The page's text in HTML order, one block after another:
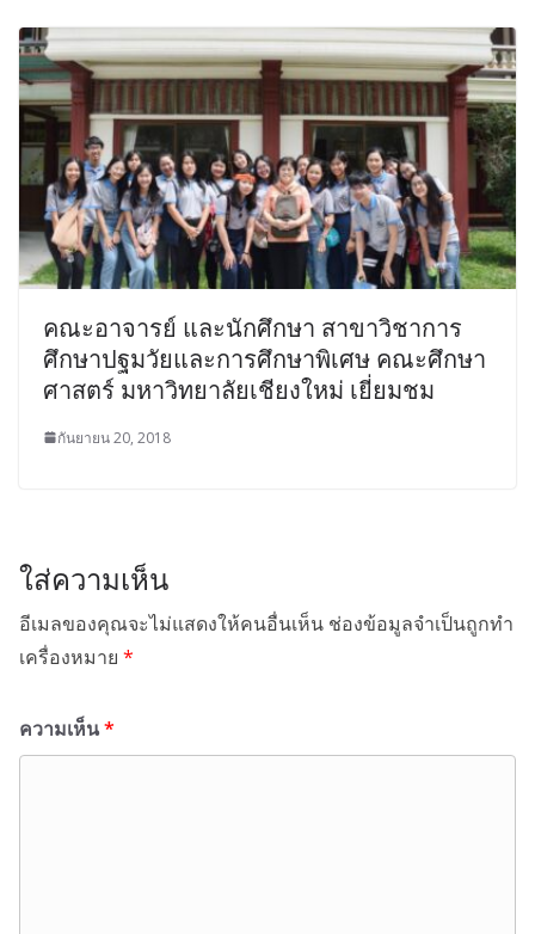
คณะอาจารย์ และนักศึกษา สาขาวิชาการ
ศึกษาปฐมวัยและการศึกษาพิเศษ คณะศึกษา
ศาสตร์ มหาวิทยาลัยเชียงใหม่ เยี่ยมชม
กันยายน 20, 2018
ใส่ความเห็น
อีเมลของคุณจะไม่แสดงให้คนอื่นเห็น ช่องข้อมูลจำเป็นถูกทำ
เครื่องหมาย *
ความเห็น*